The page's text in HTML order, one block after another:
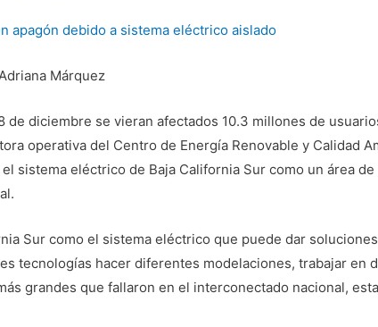
apagón debido a sistema eléctrico aislado
Márquez
de diciembre se vieran afectados 10.3 millones de
operativa del Centro de Energía Renovable y Calidad
sistema eléctrico de Baja California Sur como un área
Sur como el sistema eléctrico que puede dar
tecnologías hacer diferentes modelaciones, trabajar en
grandes que fallaron en el interconectado nacional,